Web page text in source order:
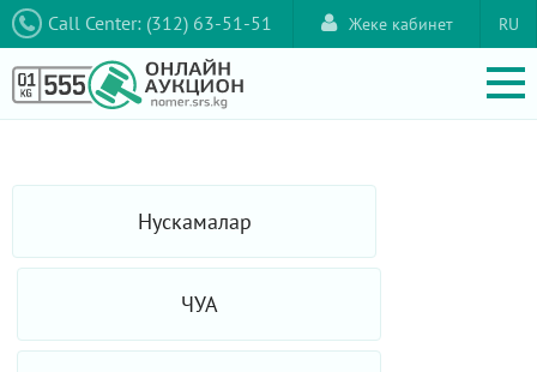
Call Center: (312) 63-51-51 RU
Жеке кабинет
Нускамалар
ЧУА